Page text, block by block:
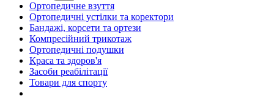
Ортопедичне взуття
Ортопедичні устілки та коректори
Бандажі, корсети та ортези
Компресійний трикотаж
Ортопедичні подушки
Краса та здоров'я
Засоби реабілітації
Товари для спорту